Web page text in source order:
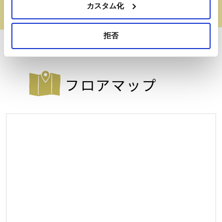
カスタム化
拒否
松屋の定番！是非お試しください！
フロアマップ